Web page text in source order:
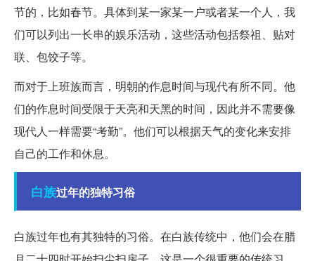
节的，比如春节。具体到某一家某一户或者某一个人，我
们可以列出一长串的娱乐活动，这些活动包括祭祖、贴对
联、包饺子等。
而对于上班族而言，明朝的作息时间与现代有所不同。他
们的作息时间受限于天亮和天黑的时间，因此并不需要像
现代人一样需要“考勤”。他们可以根据天气的变化来安排
自己的工作和休息。
白族过年的独特习俗
白族过年也有其独特的习俗。在白族传统中，他们会在腊